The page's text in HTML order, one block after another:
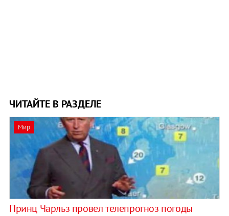
ЧИТАЙТЕ В РАЗДЕЛЕ
Мир
Принц Чарльз провел телепрогноз погоды